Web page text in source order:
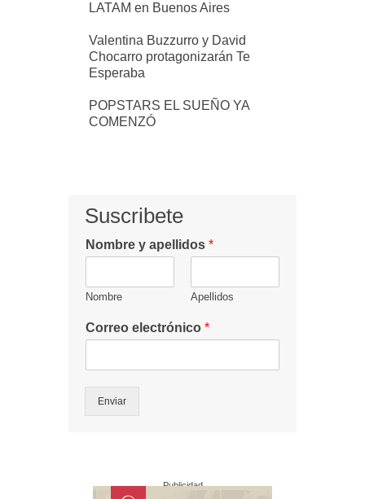
LATAM en Buenos Aires
Valentina Buzzurro y David
Chocarro protagonizarán Te
Esperaba
POPSTARS EL SUEÑO YA
COMENZÓ
Suscribete
Nombre y apellidos *
Nombre Apellidos
Correo electrónico *
Enviar
Publicidad